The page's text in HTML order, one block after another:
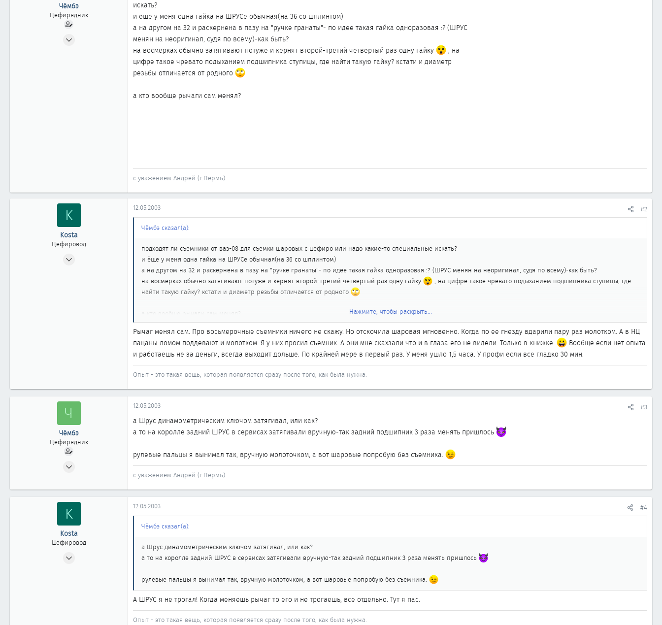
Чёмбэ
Цефирядник
искать?
и ёще у меня одна гайка на ШРУСе обычная(на 36 со шплинтом)
а на другом на 32 и раскернена в пазу на "ручке гранаты"- по идее такая гайка одноразовая :? (ШРУС
менян на неоригинал, судя по всему)-как быть?
на восмерках обычно затягивают потуже и кернят второй-третий четвертый раз одну гайку
, на
цифре такое чревато подыханием подшипника ступицы, где найти такую гайку? кстати и диаметр
резьбы отличается от родного
а кто вообще рычаги сам менял?
с уважением Андрей (г.Пермь)
K
Kosta
Цефировод
12.05.2003 #2
Чёмбэ сказал(а):
подходят ли съёмники от ваз-08 для съёмки шаровых с цефиро или надо какие-то специальные искать?
и ёще у меня одна гайка на ШРУСе обычная(на 36 со шплинтом)
а на другом на 32 и раскернена в пазу на "ручке гранаты"- по идее такая гайка одноразовая :? (ШРУС менян на неоригинал, судя по всему)-как быть?
на восмерках обычно затягивают потуже и кернят второй-третий четвертый раз одну гайку
, на цифре такое чревато подыханием подшипника ступицы, где
найти такую гайку? кстати и диаметр резьбы отличается от родного
а кто вообще рычаги сам менял? Нажмите, чтобы раскрыть...
Рычаг менял сам. Про восьмерочные съемники ничего не скажу. Но отскочила шаровая мгновенно. Когда по ее гнезду вдарили пару раз молотком. А в НЦ
пацаны ломом поддевают и молотком. Я у них просил съемник. А они мне скахзали что и в глаза его не видели. Только в книжке.
Вообще если нет опыта
и работаешь не за деньги, всегда выходит дольше. По крайней мере в первый раз. У меня ушло 1,5 часа. У профи если все гладко 30 мин.
Опыт - это такая вещь, которая появляется сразу после того, как была нужна.
Ч
Чёмбэ
Цефирядник
0
12.05.2003 #3
а Шрус динамометрическим ключом затягивал, или как?
а то на королле задний ШРУС в сервисах затягивали вручную-так задний подшипник 3 раза менять пришлось
рулевые пальцы я вынимал так, вручную молоточком, а вот шаровые попробую без съемника.
с уважением Андрей (г.Пермь)
K
Kosta
Цефировод
12.05.2003 #4
Чёмбэ сказал(а):
а Шрус динамометрическим ключом затягивал, или как?
а то на королле задний ШРУС в сервисах затягивали вручную-так задний подшипник 3 раза менять пришлось
рулевые пальцы я вынимал так, вручную молоточком, а вот шаровые попробую без съемника.
А ШРУС я не трогал! Когда меняешь рычаг то его и не трогаешь, все отдельно. Тут я пас.
Опыт - это такая вещь, которая появляется сразу после того, как была нужна.